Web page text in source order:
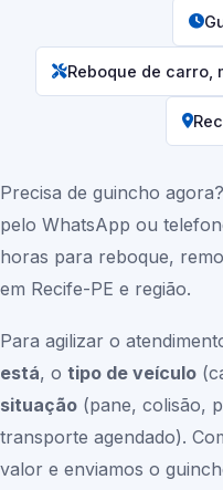
Reboque de carro,
Precisa de guincho
pelo WhatsApp ou
horas para reboque,
em Recife-PE e região.
Para agilizar o
está, o tipo de veículo
situação (pane, colisão,
transporte agendado).
valor e enviamos o